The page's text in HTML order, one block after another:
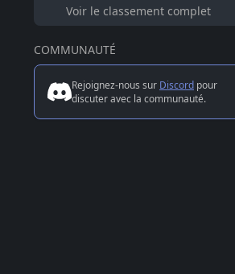
Voir le classement complet
COMMUNAUTÉ
Rejoignez-nous sur Discord pour
discuter avec la communauté.